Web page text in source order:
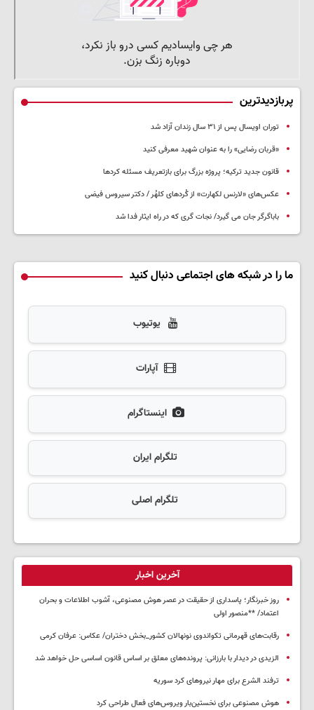
پربازدیدترین
توران اویسال پس از ۳۱ سال زندان آزاد شد
«قربان رضایی» را به عنوان شهید معرفی کنید
قانون جدید ترکیه؛ پروژه بزرگ‌ برای بازتعریف مسئله کردها
عکس‌های «لارنس لکهارت» از کُردهای کلهُر / دکتر سیروس فیضی
باباگرگر جان می گیرد/ نجات گری که در راه ایثار فدا شد
ما را در شبکه های اجتماعی دنبال کنید
یوتیوب
آپارات
اینستاگرام
تلگرام ایران
تلگرام اصلی
آخرین اخبار
روز خبرنگار؛ پاسداری از حقیقت در عصر هوش مصنوعی، آشوب اطلاعات و بحران
اعتماد/ **منصور اولی
رقابت‌های قهرمانی تکواندوی نونهالان کشور_بخش دختران/ عکاس: عرفان کرمی
الزیدی در دیدار با بارزانی: پرونده‌های معلق بر اساس قانون اساسی حل خواهد شد
ترفند الشرع برای مهار نیروهای کرد سوریه
هوش مصنوعی برای نخستین‌بار ویروس‌های فعال طراحی کرد